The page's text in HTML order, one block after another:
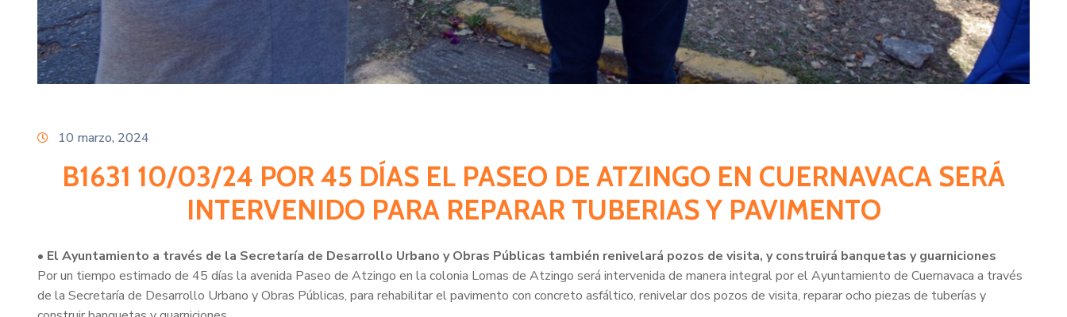
10 marzo, 2024
B1631 10/03/24 POR 45 DÍAS EL PASEO DE ATZINGO EN CUERNAVACA SERÁ
INTERVENIDO PARA REPARAR TUBERIAS Y PAVIMENTO
• El Ayuntamiento a través de la Secretaría de Desarrollo Urbano y Obras Públicas también renivelará pozos de visita, y construirá banquetas y guarniciones
Por un tiempo estimado de 45 días la avenida Paseo de Atzingo en la colonia Lomas de Atzingo será intervenida de manera integral por el Ayuntamiento de Cuernavaca a través
de la Secretaría de Desarrollo Urbano y Obras Públicas, para rehabilitar el pavimento con concreto asfáltico, renivelar dos pozos de visita, reparar ocho piezas de tuberías y